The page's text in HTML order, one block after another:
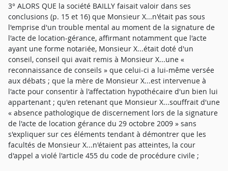
3° ALORS QUE la société BAILLY faisait valoir dans ses
conclusions (p. 15 et 16) que Monsieur X...n'était pas sous
l'emprise d'un trouble mental au moment de la signature de
l'acte de location-gérance, affirmant notamment que l'acte
ayant une forme notariée, Monsieur X...était doté d'un
conseil, conseil qui avait remis à Monsieur X...une «
reconnaissance de conseils » que celui-ci a lui-même versée
aux débats ; que la mère de Monsieur X...est intervenue à
l'acte pour consentir à l'affectation hypothécaire d'un bien lui
appartenant ; qu'en retenant que Monsieur X...souffrait d'une
« absence pathologique de discernement lors de la signature
de l'acte de location gérance du 29 octobre 2009 » sans
s'expliquer sur ces éléments tendant à démontrer que les
facultés de Monsieur X...n'étaient pas atteintes, la cour
d'appel a violé l'article 455 du code de procédure civile ;